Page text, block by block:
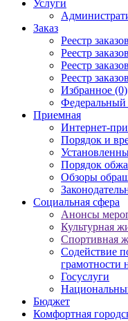
Услуги
Заказ
Реестр заказов
Реестр
Реестр
Реестр
Избранное (0)
Федеральный
Приемная
Интернет-
Порядок и
Порядок
Обзоры
Социальная сфера
Анонсы
Культурная
Спортивная
Содействие
грамотности
Госуслуги
Бюджет
Комфортная